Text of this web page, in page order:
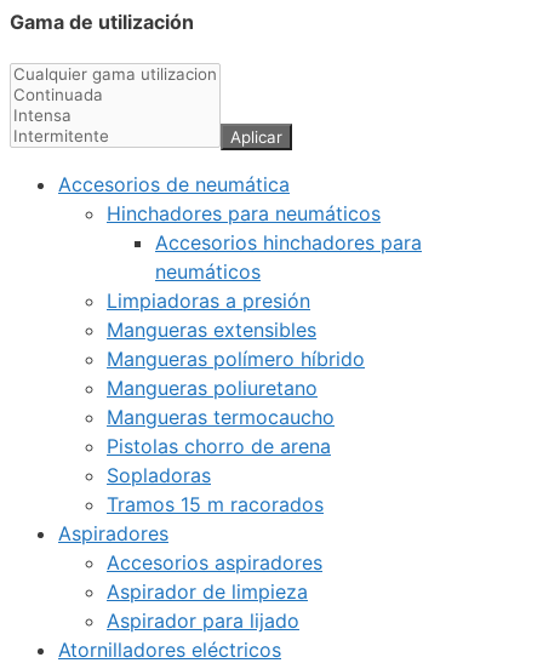
Gama de utilización
Aplicar
Accesorios de neumática
Hinchadores para neumáticos
Accesorios hinchadores para
neumáticos
Limpiadoras a presión
Mangueras extensibles
Mangueras polímero híbrido
Mangueras poliuretano
Mangueras termocaucho
Pistolas chorro de arena
Sopladoras
Tramos 15 m racorados
Aspiradores
Accesorios aspiradores
Aspirador de limpieza
Aspirador para lijado
Atornilladores eléctricos